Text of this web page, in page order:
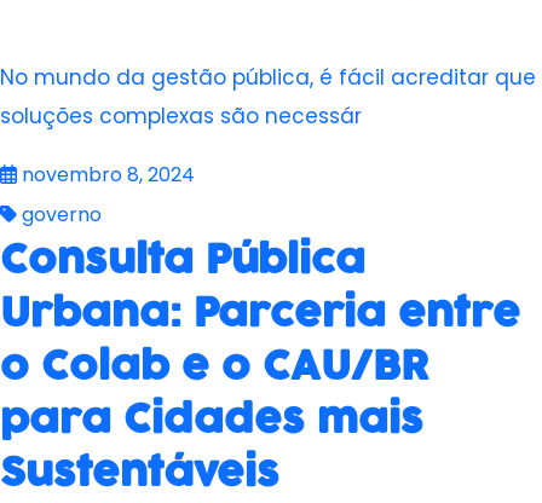
No mundo da gestão pública, é fácil acreditar que
soluções complexas são necessár
novembro 8, 2024
governo
Consulta Pública
Urbana: Parceria entre
o Colab e o CAU/BR
para Cidades mais
Sustentáveis